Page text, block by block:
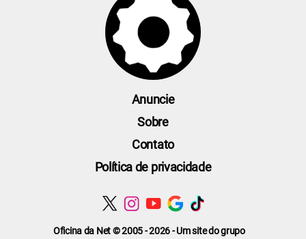
Oficina da Net © 2005 - 2026 - Um site do grupo
Anuncie
Sobre
Contato
Política de privacidade